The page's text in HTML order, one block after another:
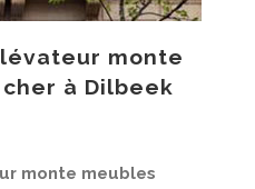
monte
à Dilbeek
monte meubles